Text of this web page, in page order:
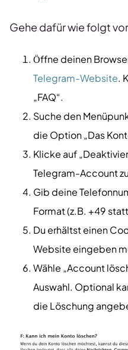
Gehe dafür wie folgt
Öffne deinen
Telegram-Website.
„FAQ“.
Suche den
die Option „Das
Klicke auf
Telegram-Account
Gib deine
Format (z.B. +49
Du erhältst einen
Website eingeben
Wähle „Account
Auswahl. Optional
die Löschung